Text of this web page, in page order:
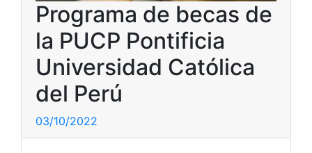
Programa de becas de
la PUCP Pontificia
Universidad Católica
del Perú
03/10/2022